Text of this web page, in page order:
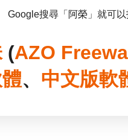
Google搜尋「阿榮」就可
(AZO
、 中文版軟